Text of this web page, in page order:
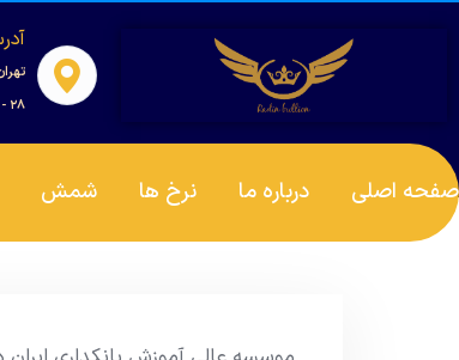
۲۸ - ساختمان وفا - واحد ۰۰۱
صفحه اصلی درباره ما نرخ ها شمش